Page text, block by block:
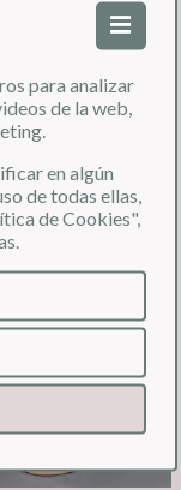
para analizar
de la web,
en algún
de todas ellas,
de Cookies",
❯